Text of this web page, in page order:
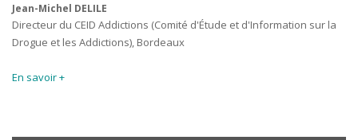
Jean-Michel DELILE
Directeur du CEID Addictions (Comité d'Étude et d'Information sur la
Drogue et les Addictions), Bordeaux
En savoir +